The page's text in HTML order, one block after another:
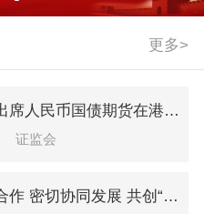
更多>
吴清主席出席人民币国债期货在港交所挂牌上市仪式并致辞
证监会
深化务实合作 密切协同发展 共创“十五五”资本市场高水平开放新局面——吴清主席在香港推出人民币国债期货上市仪式上的致辞